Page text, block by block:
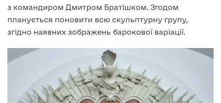
з командиром Дмитром Братішком. Згодом
планується поновити всю скульптурну групу,
згідно наявних зображень барокової варіації.